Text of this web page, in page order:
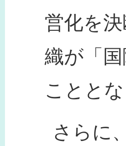
営化を
織が「
こととな
さらに